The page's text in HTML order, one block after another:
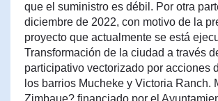
que el suministro es débil. Por otra
diciembre de 2022, con motivo de la
proyecto que actualmente se está
Transformación de la ciudad a través
participativo vectorizado por acciones
los barrios Mucheke y Victoria Ranch.
Zimbaue? financiado por el